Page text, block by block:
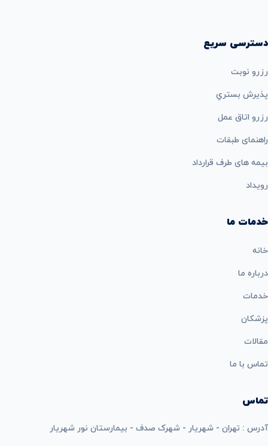
دسترسی سریع
رزرو نوبت
پذيرش بستري
رزرو اتاق عمل
راهنمای طبقات
بيمه های طرف قرارداد
رویداد
خدمات ما
خانه
درباره ما
خدمات
پزشکان
مقالات
تماس با ما
تماس
آدرس : تهران - شهریار - شهرک صدف - بیمارستان نور شهریار